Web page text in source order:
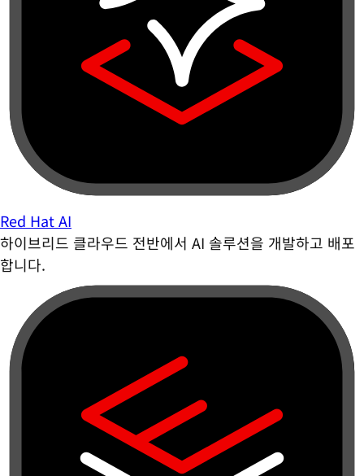
Red Hat AI
하이브리드 클라우드 전반에서 AI 솔루션을 개발하고 배포
합니다.